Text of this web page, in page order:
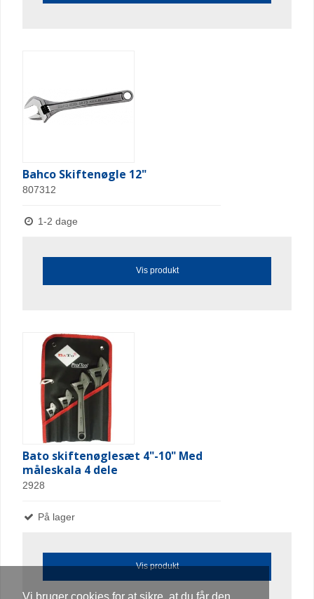
Bahco Skiftenøgle 12"
807312
1-2 dage
Vis produkt
Bato skiftenøglesæt 4"-10" Med
måleskala 4 dele
2928
På lager
Vis produkt